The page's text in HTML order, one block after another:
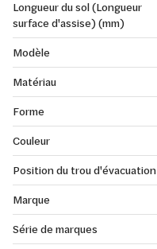
Longueur du sol (Longueur
surface d'assise) (mm)
Modèle
Matériau
Forme
Couleur
Position du trou d'évacuation
Marque
Série de marques